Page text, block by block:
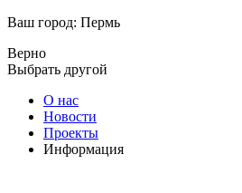
Ваш город: Пермь
Верно
Выбрать другой
О нас
Новости
Проекты
Информация